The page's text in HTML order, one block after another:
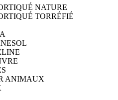
NATURE
TORRÉFIÉ
ANIMAUX